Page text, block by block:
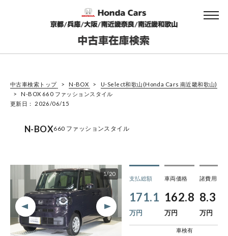
中古車検索トップ N-BOX
U-Select和歌山(Honda Cars 南近畿和歌山)
N-BOX 660 ファッションスタイル
更新日： 2026/06/15
N-BOX660 ファッションスタイル
1/20
支払総額
171.1
万円
車両価格
162.8
万円
諸費用
8.3
万円
車検有